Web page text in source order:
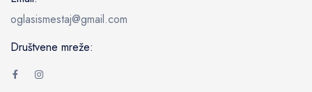
oglasismestaj@gmail.com
Društvene mreže: